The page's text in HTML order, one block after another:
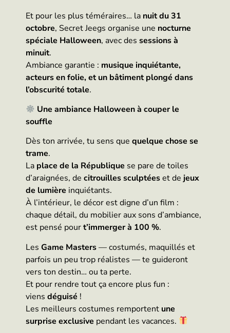
Et pour les plus téméraires… la nuit du 31
octobre, Secret Jeegs organise une nocturne
spéciale Halloween, avec des sessions à
minuit.
Ambiance garantie : musique inquiétante,
acteurs en folie, et un bâtiment plongé dans
l’obscurité totale.
Une ambiance Halloween à couper le
souffle
Dès ton arrivée, tu sens que quelque chose se
trame.
La place de la République se pare de toiles
d’araignées, de citrouilles sculptéeset de jeux
de lumière inquiétants.
À l’intérieur, le décor est digne d’un film :
chaque détail, du mobilier aux sons d’ambiance,
est pensé pourt’immerger à 100 %.
Les Game Masters— costumés, maquillés et
parfois un peu trop réalistes — te guideront
vers ton destin… ou ta perte.
Et pour rendre tout ça encore plus fun :
viens déguisé !
Les meilleurs costumes remportent une
surprise exclusive pendant les vacances.